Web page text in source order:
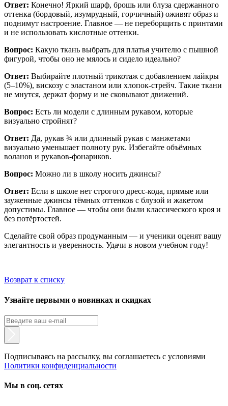
Ответ: Конечно! Яркий шарф, брошь или блуза сдержанного
оттенка (бордовый, изумрудный, горчичный) оживят образ и
поднимут настроение. Главное — не переборщить с принтами
и не использовать кислотные оттенки.
Вопрос: Какую ткань выбрать для платья учителю с пышной
фигурой, чтобы оно не мялось и сидело идеально?
Ответ: Выбирайте плотный трикотаж с добавлением лайкры
(5–10%), вискозу с эластаном или хлопок-стрейч. Такие ткани
не мнутся, держат форму и не сковывают движений.
Вопрос: Есть ли модели с длинным рукавом, которые
визуально стройнят?
Ответ: Да, рукав ¾ или длинный рукав с манжетами
визуально уменьшает полноту рук. Избегайте объёмных
воланов и рукавов-фонариков.
Вопрос: Можно ли в школу носить джинсы?
Ответ: Если в школе нет строгого дресс-кода, прямые или
зауженные джинсы тёмных оттенков с блузой и жакетом
допустимы. Главное — чтобы они были классического кроя и
без потёртостей.
Сделайте свой образ продуманным — и ученики оценят вашу
элегантность и уверенность. Удачи в новом учебном году!
Возврат к списку
Узнайте первыми о новинках и скидках
Подписываясь на рассылку, вы соглашаетесь с условиями
Политики конфиденциальности
Мы в соц. сетях